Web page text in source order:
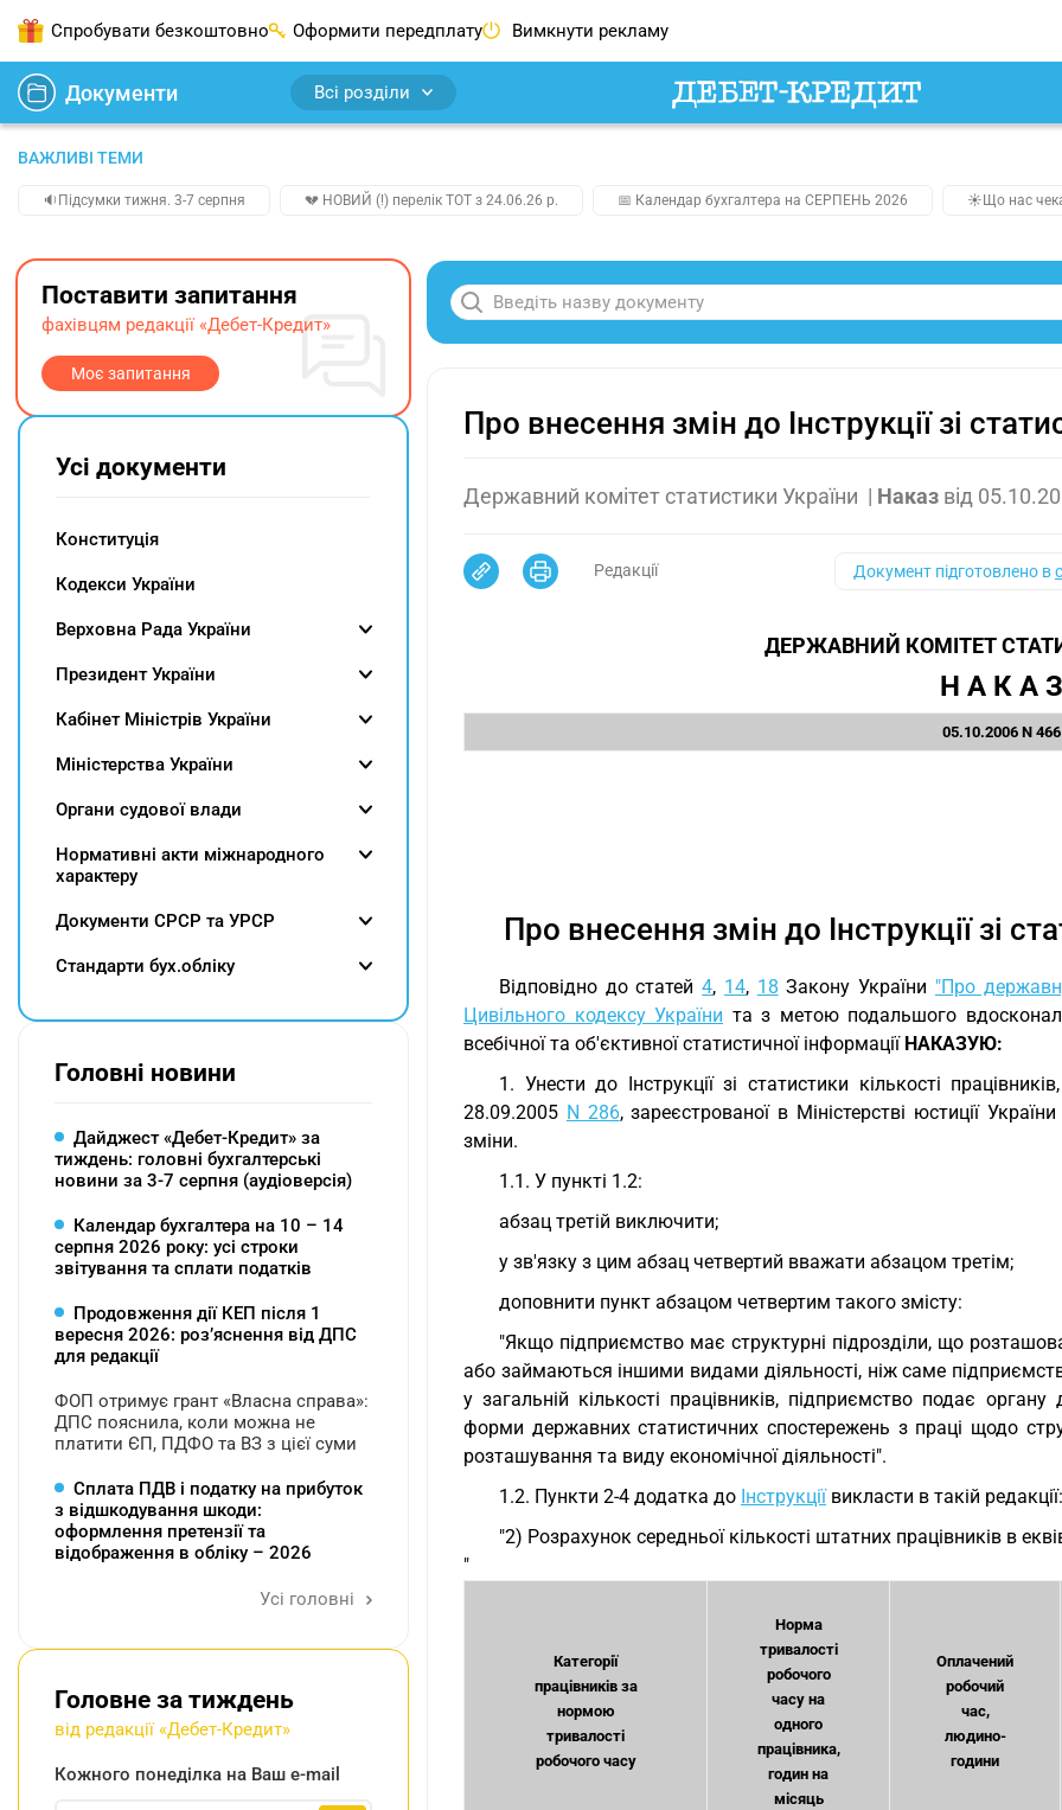
Спробувати безкоштовно Оформити передплату Вимкнути рекламу
Документи Всі розділи
ВАЖЛИВІ ТЕМИ
🔉Підсумки тижня. 3-7 серпня 💔 НОВИЙ (!) перелік ТОТ з 24.06.26 р. 📅 Календар бухгалтера на СЕРПЕНЬ 2026 ☀️Що нас
Про внесення змін до Інструкції зі
Державний комітет статистики України | Наказ від
Редакції Документ підготовлено в
ДЕРЖАВНИЙ КОМІТЕТ
Н А К А З
05.10.2006 N 466
Про внесення змін до Інструкції зі
Відповідно до статей4, 14, 18 Закону України "Про
Цивільного кодексу України та з метою подальшого
всебічної та об'єктивної статистичної інформації НАКАЗУЮ:
1. Унести до Інструкції зі статистики кількості
28.09.2005 N 286, зареєстрованої в Міністерстві юстиції
зміни.
1.1. У пункті 1.2:
абзац третій виключити;
у зв'язку з цим абзац четвертий вважати абзацом третім;
доповнити пункт абзацом четвертим такого змісту:
"Якщо підприємство має структурні підрозділи, що
або займаються іншими видами діяльності, ніж саме
у загальній кількості працівників, підприємство подає
форми державних статистичних спостережень з праці щодо
розташування та виду економічної діяльності".
1.2. Пункти 2-4 додатка до Інструкціївикласти в такій редакції:
"2) Розрахунок середньої кількості штатних працівників в
"
Категорії
працівників за
нормою
тривалості
робочого часу
Норма
тривалості
робочого
часу на
одного
працівника,
годин на
місяць
Оплачений
робочий
час,
людино-
години
Поставити запитання
фахівцям редакції «Дебет-Кредит»
Моє запитання
Усі документи
Конституція
Кодекси України
Верховна Рада України
Президент України
Кабінет Міністрів України
Міністерства України
Органи судової влади
Нормативні акти міжнародного
характеру
Документи СРСР та УРСР
Cтандарти бух.обліку
Головні новини
Дайджест «Дебет-Кредит» за
тиждень: головні бухгалтерські
новини за 3-7 серпня (аудіоверсія)
Календар бухгалтера на 10 – 14
серпня 2026 року: усі строки
звітування та сплати податків
Продовження дії КЕП після 1
вересня 2026: розʼяснення від ДПС
для редакції
ФОП отримує грант «Власна справа»:
ДПС пояснила, коли можна не
платити ЄП, ПДФО та ВЗ з цієї суми
Сплата ПДВ і податку на прибуток
з відшкодування шкоди:
оформлення претензії та
відображення в обліку – 2026
Усі головні
Головне за тиждень
від редакції «Дебет-Кредит»
Кожного понеділка на Ваш e-mail